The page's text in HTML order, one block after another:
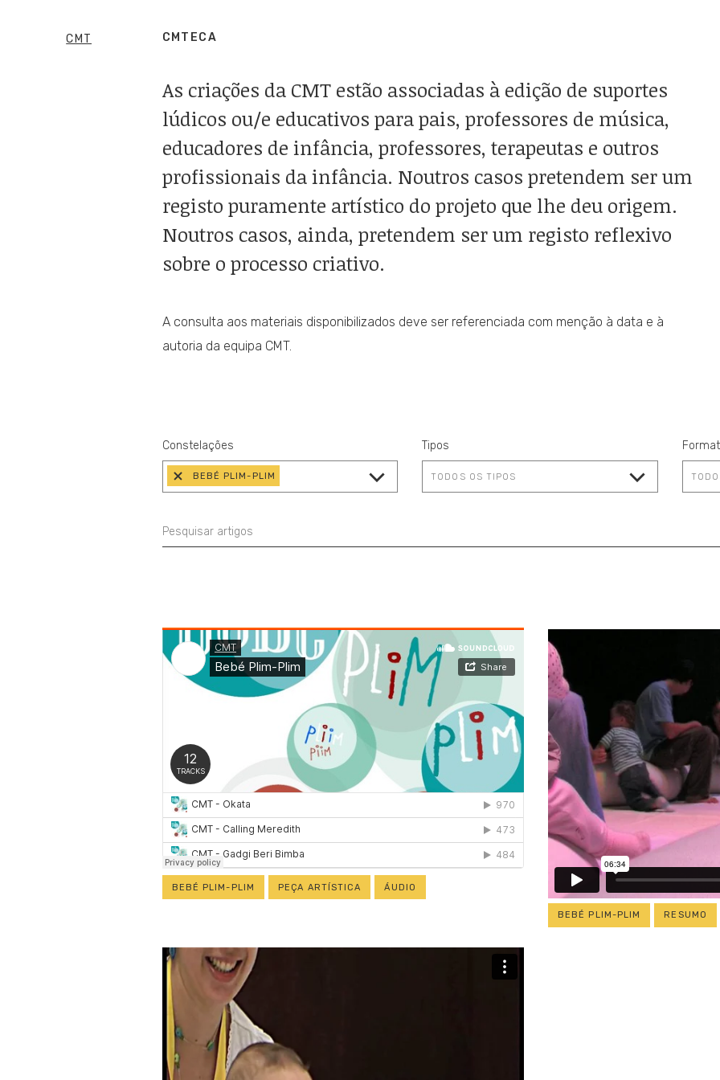
CMT CMTECA
As criações da CMT estão associadas à edição de suportes
lúdicos ou/e educativos para pais, professores de música,
educadores de infância, professores, terapeutas e outros
profissionais da infância. Noutros casos pretendem ser um
registo puramente artístico do projeto que lhe deu origem.
Noutros casos, ainda, pretendem ser um registo reflexivo
sobre o processo criativo.
A consulta aos materiais disponibilizados deve ser referenciada com menção à data e à
autoria da equipa CMT.
Constelações
BEBÉ PLIM-PLIM
Tipos
BEBÉ PLIM-PLIM PEÇA ARTÍSTICA ÁUDIO
BEBÉ PLIM-PLIM RESUMO